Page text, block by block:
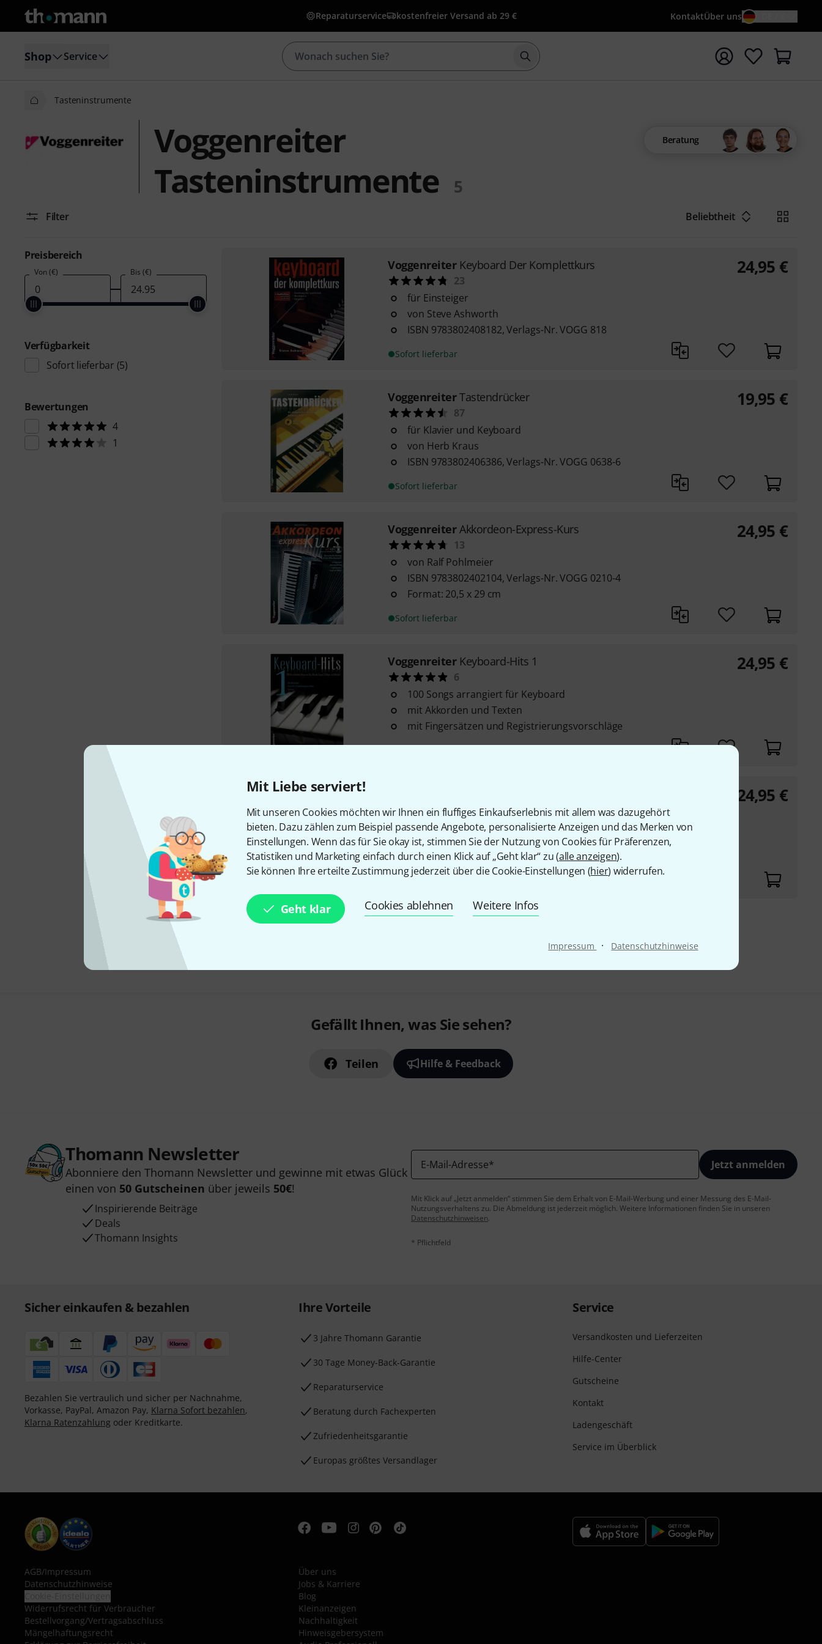
Mit Liebe serviert!
Mit unseren Cookies möchten wir Ihnen ein fluffiges Einkaufserlebnis mit allem was dazugehört
bieten. Dazu zählen zum Beispiel passende Angebote, personalisierte Anzeigen und das Merken von
Einstellungen. Wenn das für Sie okay ist, stimmen Sie der Nutzung von Cookies für Präferenzen,
Statistiken und Marketing einfach durch einen Klick auf „Geht klar“ zu (alle anzeigen).
Sie können Ihre erteilte Zustimmung jederzeit über die Cookie-Einstellungen (hier) widerrufen.
Geht klar Cookies ablehnen Weitere Infos
Impressum · Datenschutzhinweise
Reparaturservice kostenfreier Versand ab 29 € KontaktÜber uns
Shop Service Suche mit Suchwort {searchTerm} starten
Tasteninstrumente
Voggenreiter
Tasteninstrumente
5
Beratung
Filter Beliebtheit
Preisbereich
Von (€) Bis (€)
Verfügbarkeit
Sofort lieferbar (5)
Bewertungen
4
1
Voggenreiter Keyboard Der Komplettkurs
23
für Einsteiger
von Steve Ashworth
ISBN 9783802408182, Verlags-Nr. VOGG 818
Sofort lieferbar
24,95 €
VoggenreiterTastendrücker
87
für Klavier und Keyboard
von Herb Kraus
ISBN 9783802406386, Verlags-Nr. VOGG 0638-6
Sofort lieferbar
19,95 €
VoggenreiterAkkordeon-Express-Kurs
13
von Ralf Pohlmeier
ISBN 9783802402104, Verlags-Nr. VOGG 0210-4
Format: 20,5 x 29 cm
Sofort lieferbar
24,95 €
Voggenreiter Keyboard-Hits 1
6
100 Songs arrangiert für Keyboard
mit Akkorden und Texten
mit Fingersätzen und Registrierungsvorschläge
24,95 €
7
100 Songs arrangiert für Keyboard
mit Texten und Akkorden
mit Fingersätzen und Spieltipps
24,95 €
Gefällt Ihnen, was Sie sehen?
Teilen Hilfe & Feedback
Thomann Newsletter
Abonniere den Thomann Newsletter und gewinne mit etwas Glück
einen von 50 Gutscheinen über jeweils 50€!
Inspirierende Beiträge
Deals
Thomann Insights
E-Mail-Adresse* Jetzt anmelden
Mit Klick auf „Jetzt anmelden“ stimmen Sie dem Erhalt von E-Mail-Werbung und einer Messung des E-Mail-
Nutzungsverhaltens zu. Die Abmeldung ist jederzeit möglich. Weitere Informationen finden Sie in unseren
Datenschutzhinweisen.
* Pflichtfeld
Sicher einkaufen & bezahlen
Bezahlen Sie vertraulich und sicher per Nachnahme,
Vorkasse, PayPal, Amazon Pay, Klarna Sofort bezahlen,
Klarna Ratenzahlung oder Kreditkarte.
Ihre Vorteile
3 Jahre Thomann Garantie
30 Tage Money-Back-Garantie
Reparaturservice
Beratung durch Fachexperten
Zufriedenheitsgarantie
Europas größtes Versandlager
Service
Versandkosten und Lieferzeiten
Hilfe-Center
Gutscheine
Kontakt
Ladengeschäft
Service im Überblick
AGB/Impressum
Datenschutzhinweise
Widerrufsrecht für Verbraucher
Bestellvorgang/Vertragsabschluss
Mängelhaftungsrecht
Über uns
Jobs & Karriere
Blog
Kleinanzeigen
Nachhaltigkeit
Hinweisgebersystem